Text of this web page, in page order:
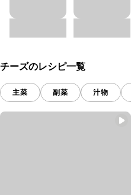
チーズのレシピ一覧
主菜 副菜 汁物